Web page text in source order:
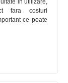
in utilizare,
fara costuri
ce poate